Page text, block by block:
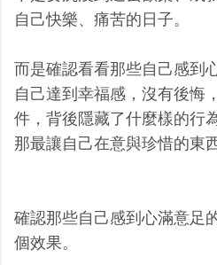
自己快樂、痛苦的日子。
而是確認看看那些自己感到
自己達到幸福感，沒有後悔
件，背後隱藏了什麼樣的行
那最讓自己在意與珍惜的東
確認那些自己感到心滿意足
個效果。